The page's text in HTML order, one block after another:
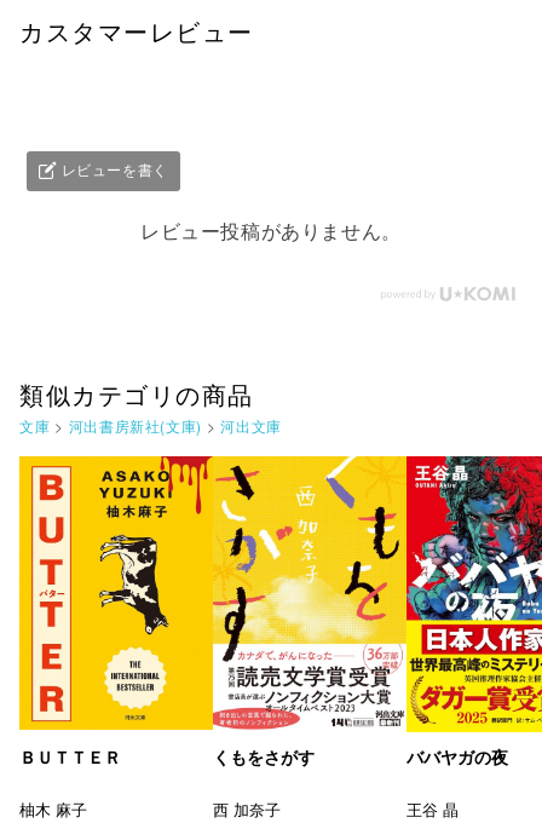
カスタマーレビュー
レビューを書く
レビュー投稿がありません。
類似カテゴリの商品
文庫 > 河出書房新社(文庫) > 河出文庫
ＢＵＴＴＥＲ
柚木 麻子
くもをさがす
西 加奈子
ババヤガの夜
王谷 晶